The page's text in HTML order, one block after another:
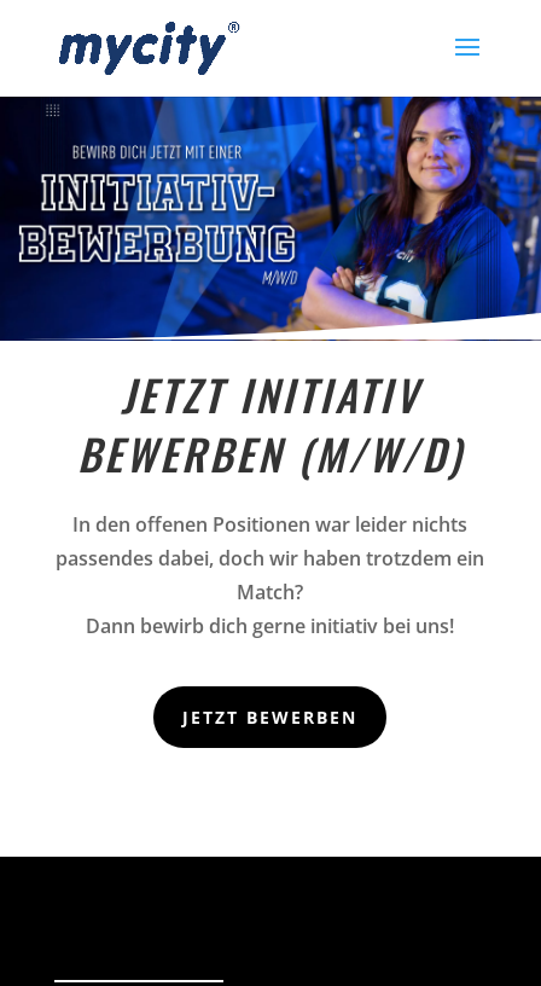
JETZT INITIATIV
BEWERBEN (M/W/D)
In den offenen Positionen war leider nichts
passendes dabei, doch wir haben trotzdem ein
Match?
Dann bewirb dich gerne initiativ bei uns!
JETZT BEWERBEN